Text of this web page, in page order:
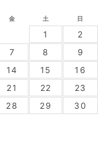
金 土 日
1
2
7 8
9
14 15
16
21 22
23
28 29
30